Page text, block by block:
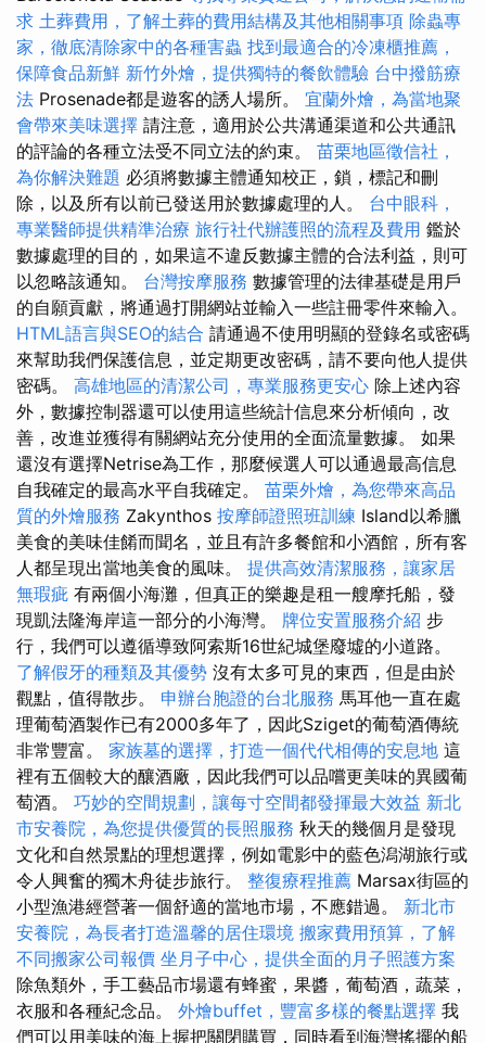
求 土葬費用，了解土葬的費用結構及其他相關事項 除蟲專
家，徹底清除家中的各種害蟲 找到最適合的冷凍櫃推薦，
保障食品新鮮 新竹外燴，提供獨特的餐飲體驗 台中撥筋療
法 Prosenade都是遊客的誘人場所。 宜蘭外燴，為當地聚
會帶來美味選擇 請注意，適用於公共溝通渠道和公共通訊
的評論的各種立法受不同立法的約束。 苗栗地區徵信社，
為你解決難題 必須將數據主體通知校正，鎖，標記和刪
除，以及所有以前已發送用於數據處理的人。 台中眼科，
專業醫師提供精準治療 旅行社代辦護照的流程及費用 鑑於
數據處理的目的，如果這不違反數據主體的合法利益，則可
以忽略該通知。 台灣按摩服務 數據管理的法律基礎是用戶
的自願貢獻，將通過打開網站並輸入一些註冊零件來輸入。
HTML語言與SEO的結合 請通過不使用明顯的登錄名或密碼
來幫助我們保護信息，並定期更改密碼，請不要向他人提供
密碼。 高雄地區的清潔公司，專業服務更安心 除上述內容
外，數據控制器還可以使用這些統計信息來分析傾向，改
善，改進並獲得有關網站充分使用的全面流量數據。 如果
還沒有選擇Netrise為工作，那麼候選人可以通過最高信息
自我確定的最高水平自我確定。 苗栗外燴，為您帶來高品
質的外燴服務 Zakynthos 按摩師證照班訓練 Island以希臘
美食的美味佳餚而聞名，並且有許多餐館和小酒館，所有客
人都呈現出當地美食的風味。 提供高效清潔服務，讓家居
無瑕疵 有兩個小海灘，但真正的樂趣是租一艘摩托船，發
現凱法隆海岸這一部分的小海灣。 牌位安置服務介紹 步
行，我們可以遵循導致阿索斯16世紀城堡廢墟的小道路。
了解假牙的種類及其優勢 沒有太多可見的東西，但是由於
觀點，值得散步。 申辦台胞證的台北服務 馬耳他一直在處
理葡萄酒製作已有2000多年了，因此Sziget的葡萄酒傳統
非常豐富。 家族墓的選擇，打造一個代代相傳的安息地 這
裡有五個較大的釀酒廠，因此我們可以品嚐更美味的異國葡
萄酒。 巧妙的空間規劃，讓每寸空間都發揮最大效益 新北
市安養院，為您提供優質的長照服務 秋天的幾個月是發現
文化和自然景點的理想選擇，例如電影中的藍色潟湖旅行或
令人興奮的獨木舟徒步旅行。 整復療程推薦 Marsax街區的
小型漁港經營著一個舒適的當地市場，不應錯過。 新北市
安養院，為長者打造溫馨的居住環境 搬家費用預算，了解
不同搬家公司報價 坐月子中心，提供全面的月子照護方案
除魚類外，手工藝品市場還有蜂蜜，果醬，葡萄酒，蔬菜，
衣服和各種紀念品。 外燴buffet，豐富多樣的餐點選擇 我
們可以用美味的海上握把關閉購買，同時看到海灣搖擺的船